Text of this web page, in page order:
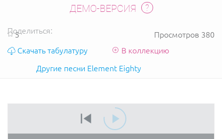
ДЕМО-ВЕРСИЯ
5
Просмотров 380
Скачать табулатуру
Поделиться:
В коллекцию
Другие песни Element Eighty